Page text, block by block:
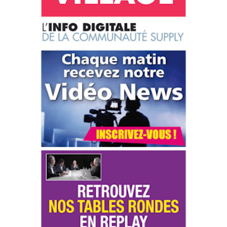
Le nouveau BUSINESS MODEL DE CARREFOUR
Communiqué Carrefour
Nombre de passages en caisse quotidiens : 11 millions
Chiffre d’affaires en 2019 : 80,7 milliards €